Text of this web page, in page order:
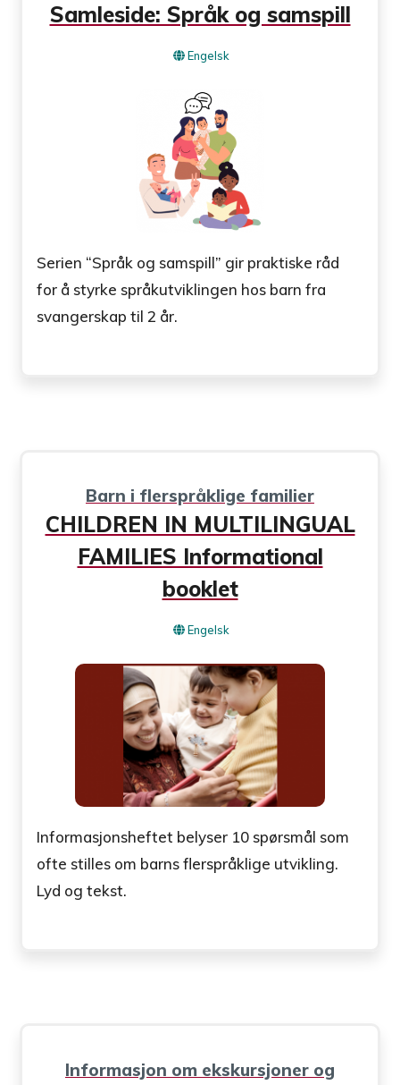
Samleside: Språk og samspill
Engelsk
Serien “Språk og samspill” gir praktiske råd
for å styrke språkutviklingen hos barn fra
svangerskap til 2 år.
Barn i flerspråklige familier
CHILDREN IN MULTILINGUAL
FAMILIES Informational
booklet
Engelsk
Informasjonsheftet belyser 10 spørsmål som
ofte stilles om barns flerspråklige utvikling.
Lyd og tekst.
Informasjon om ekskursjoner og